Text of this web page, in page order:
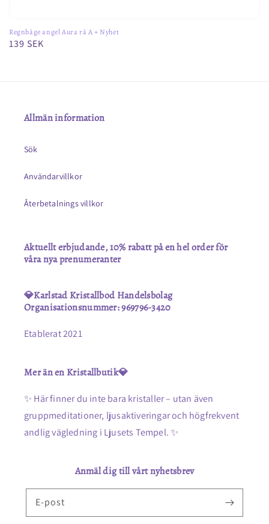
Regnbåge angel Aura rå A + Nyhet
Ordinarie
139 SEK
Allmän information
Sök
Användarvillkor
Återbetalnings villkor
Aktuellt erbjudande, 10% rabatt på en hel order för
våra nya prenumeranter
💎Karlstad Kristallbod Handelsbolag
Organisationsnummer: 969796-3420
Etablerat 2021
Mer än en Kristallbutik💎
✨ Här finner du inte bara kristaller – utan även
gruppmeditationer, ljusaktiveringar och högfrekvent
andlig vägledning i Ljusets Tempel. ✨
Anmäl dig till vårt nyhetsbrev
E-post